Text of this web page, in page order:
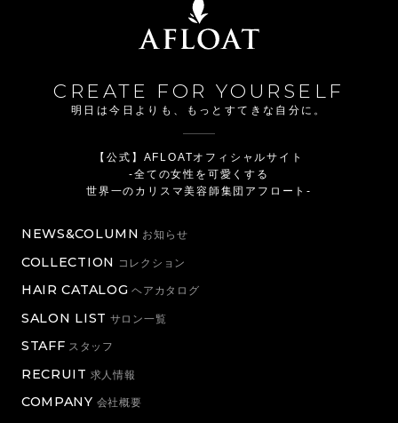
CREATE FOR YOURSELF
明日は今日よりも、もっとすてきな自分に。
【公式】AFLOATオフィシャルサイト
-全ての女性を可愛くする
世界一のカリスマ美容師集団アフロート-
NEWS&COLUMN お知らせ
COLLECTION コレクション
HAIR CATALOG ヘアカタログ
SALON LIST サロン一覧
STAFF スタッフ
RECRUIT 求人情報
COMPANY 会社概要